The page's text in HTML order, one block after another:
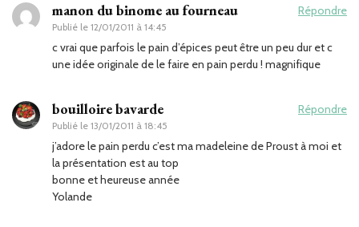
manon du binome au fourneau
Publié le 12/01/2011 à 14:45
Répondre
c vrai que parfois le pain d’épices peut être un peu dur et c
une idée originale de le faire en pain perdu ! magnifique
bouilloire bavarde
Publié le 13/01/2011 à 18:45
Répondre
j’adore le pain perdu c’est ma madeleine de Proust à moi et
la présentation est au top
bonne et heureuse année
Yolande